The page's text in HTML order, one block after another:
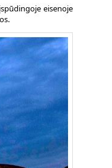
eisenoje